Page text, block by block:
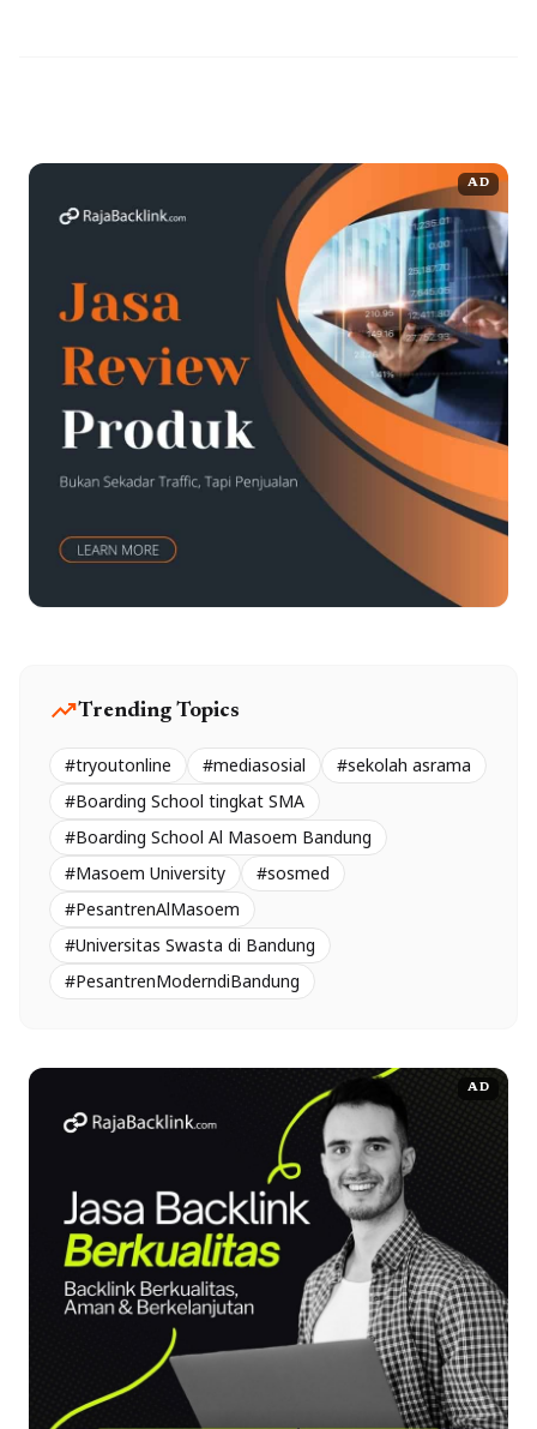
AD
trending_upTrending Topics
#tryoutonline #mediasosial
#sekolah asrama
#Boarding School tingkat SMA
#Boarding School Al Masoem Bandung
#Masoem University
#sosmed
#PesantrenAlMasoem
#Universitas Swasta di Bandung
#PesantrenModerndiBandung
AD